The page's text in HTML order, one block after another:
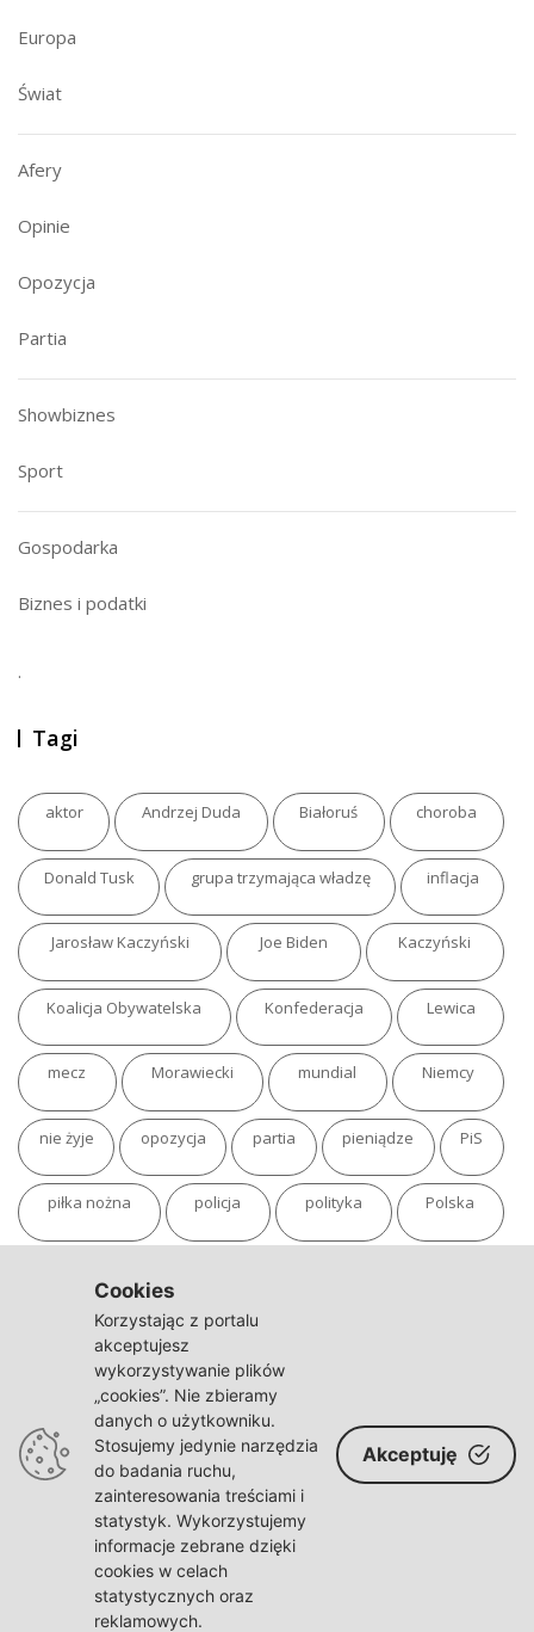
Europa
Świat
Afery
Opinie
Opozycja
Partia
Showbiznes
Sport
Gospodarka
Biznes i podatki
.
Tagi
aktor Andrzej Duda Białoruś choroba
Donald Tusk grupa trzymająca władzę inflacja
Jarosław Kaczyński Joe Biden Kaczyński
Koalicja Obywatelska Konfederacja Lewica
mecz Morawiecki mundial Niemcy
nie żyje opozycja partia pieniądze PiS
piłka nożna policja polityka Polska
sąd TVN
Warszawa wojna
wybory wypadek Władimir Putin zdrowie
© polskaracja.pl 2021-2022
Cookies
Korzystając z portalu
akceptujesz
wykorzystywanie plików
„cookies”. Nie zbieramy
danych o użytkowniku.
Stosujemy jedynie narzędzia
do badania ruchu,
zainteresowania treściami i
statystyk. Wykorzystujemy
informacje zebrane dzięki
cookies w celach
statystycznych oraz
reklamowych.
Akceptuję